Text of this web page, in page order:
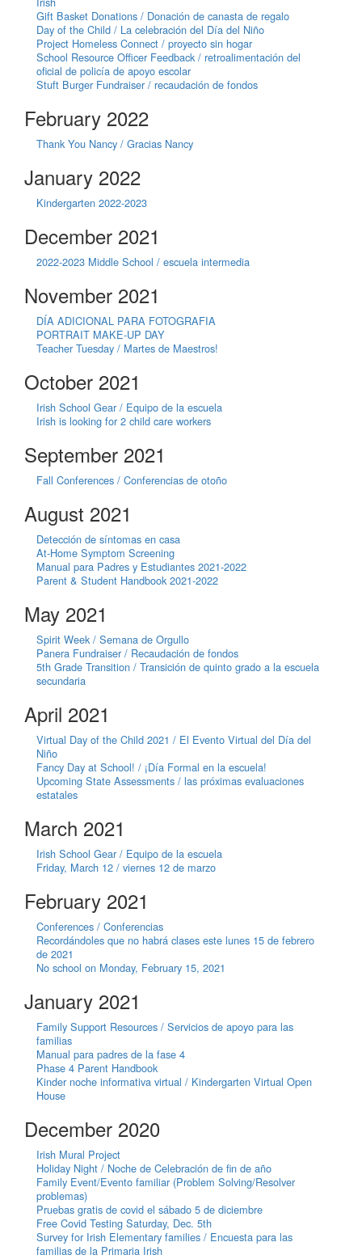
Gift Basket Donations / Donación de canasta de regalo
Day of the Child / La celebración del Día del Niño
Project Homeless Connect / proyecto sin hogar
School Resource Officer Feedback / retroalimentación del
oficial de policía de apoyo escolar
Stuft Burger Fundraiser / recaudación de fondos
February 2022
Thank You Nancy / Gracias Nancy
January 2022
Kindergarten 2022-2023
December 2021
2022-2023 Middle School / escuela intermedia
November 2021
DÍA ADICIONAL PARA FOTOGRAFIA
PORTRAIT MAKE-UP DAY
Teacher Tuesday / Martes de Maestros!
October 2021
Irish School Gear / Equipo de la escuela
Irish is looking for 2 child care workers
September 2021
Fall Conferences / Conferencias de otoño
August 2021
Detección de síntomas en casa
At-Home Symptom Screening
Manual para Padres y Estudiantes 2021-2022
Parent & Student Handbook 2021-2022
May 2021
Spirit Week / Semana de Orgullo
Panera Fundraiser / Recaudación de fondos
5th Grade Transition / Transición de quinto grado a la escuela
secundaria
April 2021
Virtual Day of the Child 2021 / El Evento Virtual del Día del
Niño
Fancy Day at School! / ¡Día Formal en la escuela!
Upcoming State Assessments / las próximas evaluaciones
estatales
March 2021
Irish School Gear / Equipo de la escuela
Friday, March 12 / viernes 12 de marzo
February 2021
Conferences / Conferencias
Recordándoles que no habrá clases este lunes 15 de febrero
de 2021
No school on Monday, February 15, 2021
January 2021
Family Support Resources / Servicios de apoyo para las
familias
Manual para padres de la fase 4
Phase 4 Parent Handbook
Kinder noche informativa virtual / Kindergarten Virtual Open
House
December 2020
Irish Mural Project
Holiday Night / Noche de Celebración de fin de año
Family Event/Evento familiar (Problem Solving/Resolver
problemas)
Pruebas gratis de covid el sábado 5 de diciembre
Free Covid Testing Saturday, Dec. 5th
Survey for Irish Elementary families / Encuesta para las
familias de la Primaria Irish